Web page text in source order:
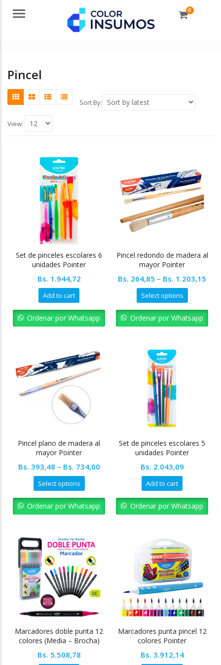
Menu 0
Pincel
Sort By:
View:
Set de pinceles escolares 6
unidades Pointer
Bs. 1.944,72
Add to cart
Ordenar por Whatsapp
Pincel redondo de madera al
mayor Pointer
Bs. 264,85 – Bs. 1.203,15
Select options
Ordenar por Whatsapp
Pincel plano de madera al
mayor Pointer
Bs. 393,48 – Bs. 734,00
Select options
Ordenar por Whatsapp
Set de pinceles escolares 5
unidades Pointer
Bs. 2.043,09
Add to cart
Ordenar por Whatsapp
Marcadores doble punta 12
colores (Media – Brocha)
Bs. 5.508,78
Marcadores punta pincel 12
colores Pointer
Bs. 3.912,14